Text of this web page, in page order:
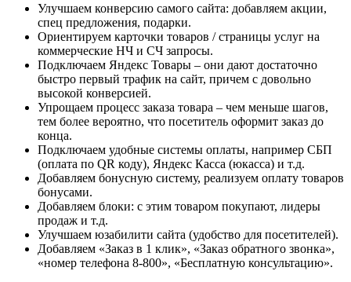
Улучшаем конверсию самого сайта: добавляем акции,
спец предложения, подарки.
Ориентируем карточки товаров / страницы услуг на
коммерческие НЧ и СЧ запросы.
Подключаем Яндекс Товары – они дают достаточно
быстро первый трафик на сайт, причем с довольно
высокой конверсией.
Упрощаем процесс заказа товара – чем меньше шагов,
тем более вероятно, что посетитель оформит заказ до
конца.
Подключаем удобные системы оплаты, например СБП
(оплата по QR коду), Яндекс Касса (юкасса) и т.д.
Добавляем бонусную систему, реализуем оплату товаров
бонусами.
Добавляем блоки: с этим товаром покупают, лидеры
продаж и т.д.
Улучшаем юзабилити сайта (удобство для посетителей).
Добавляем «Заказ в 1 клик», «Заказ обратного звонка»,
«номер телефона 8-800», «Бесплатную консультацию».